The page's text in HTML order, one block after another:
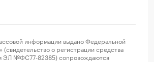
информации выдано Федеральной
о регистрации средства
ЭЛ №ФС77-82385) сопровождаются